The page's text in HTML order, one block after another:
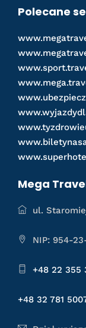
Polecane
Mega
ul.
NIP: 954-
+48 22 355
+48 32 781